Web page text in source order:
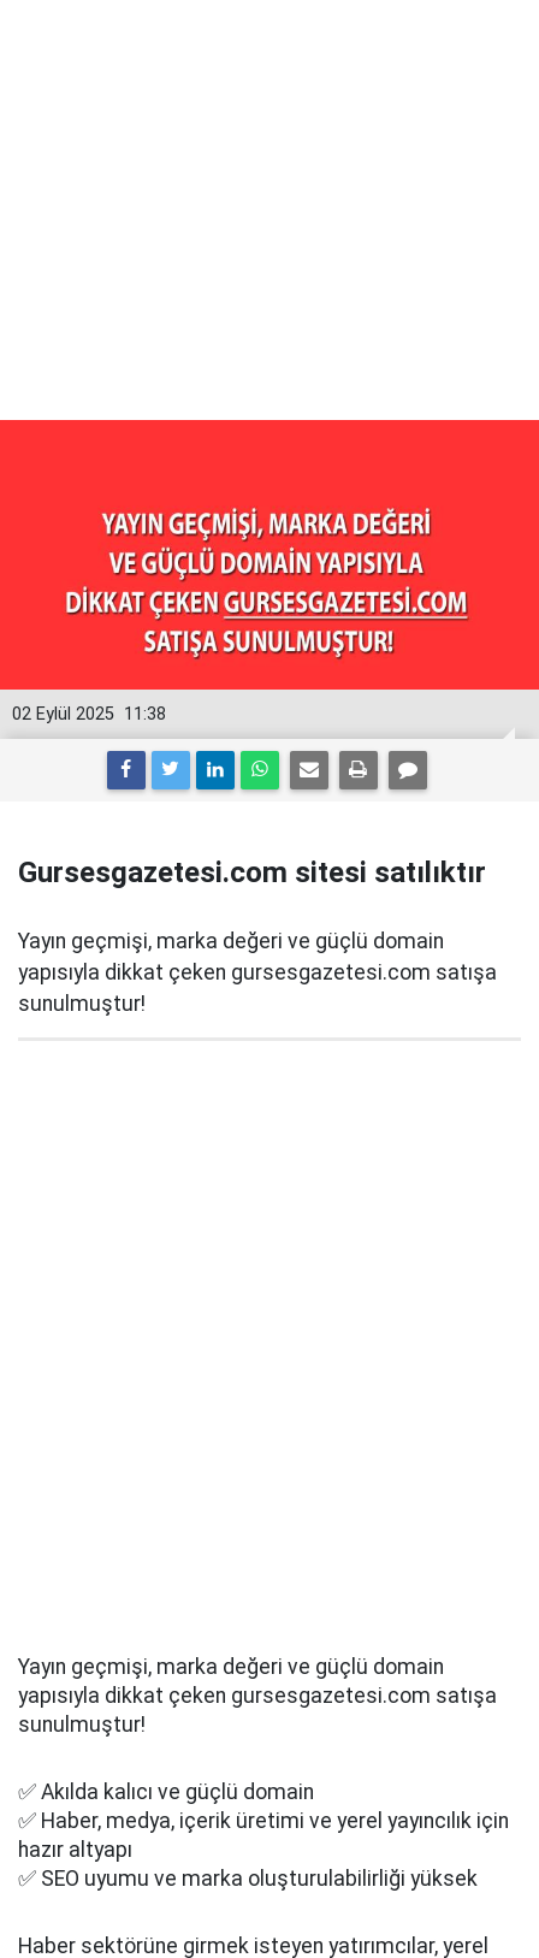
11:38
02 Eylül 2025
Gursesgazetesi.com sitesi satılıktır
Yayın geçmişi, marka değeri ve güçlü domain
yapısıyla dikkat çeken gursesgazetesi.com satışa
sunulmuştur!
Yayın geçmişi, marka değeri ve güçlü domain
yapısıyla dikkat çeken gursesgazetesi.com satışa
sunulmuştur!
✅ Akılda kalıcı ve güçlü domain
✅ Haber, medya, içerik üretimi ve yerel yayıncılık için
hazır altyapı
✅ SEO uyumu ve marka oluşturulabilirliği yüksek
Haber sektörüne girmek isteyen yatırımcılar, yerel